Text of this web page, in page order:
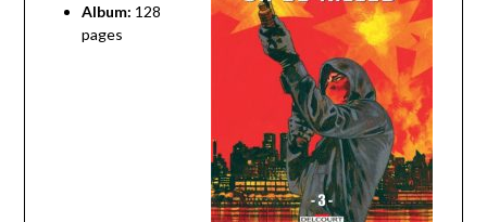
Album: 128
pages